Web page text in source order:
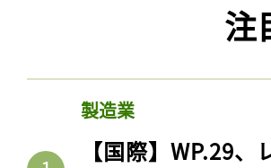
注
製造業
【国際】WP.29